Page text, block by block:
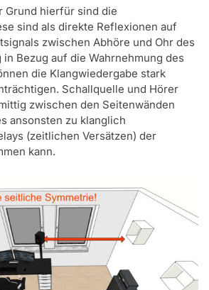
Grund hierfür sind die
sind als direkte Reflexionen auf
zwischen Abhöre und Ohr des
Bezug auf die Wahrnehmung des
die Klangwiedergabe stark
Schallquelle und Hörer
zwischen den Seitenwänden
ansonsten zu klanglich
(zeitlichen Versätzen) der
kann.